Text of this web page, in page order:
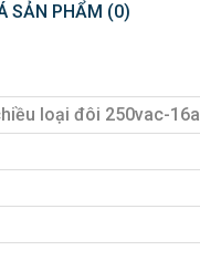
SẢN PHẨM (0)
loại đôi 250vac-16a